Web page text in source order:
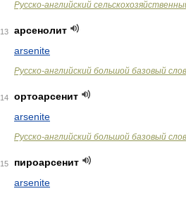
Русско-английский
13
арсенолит
arsenite
Русско-английский большой базовый
14
ортоарсенит
arsenite
Русско-английский большой базовый
15
пироарсенит
arsenite